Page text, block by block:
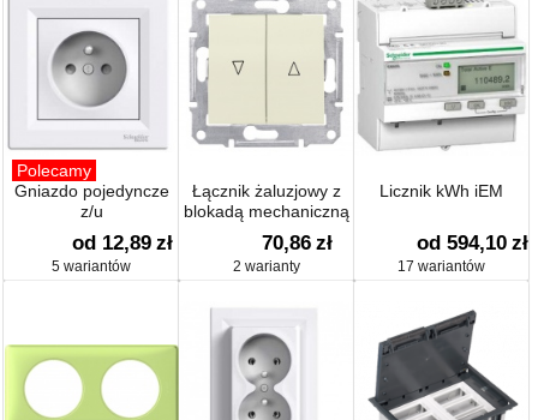
Polecamy
Gniazdo pojedyncze
z/u
od 12,89 zł
5 wariantów
Łącznik żaluzjowy z
blokadą mechaniczną
70,86 zł
2 warianty
Licznik kWh iEM
od 594,10 zł
17 wariantów